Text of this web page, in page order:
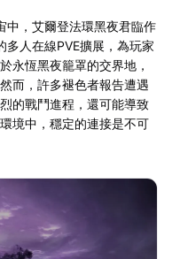
，艾爾登法環黑夜君臨作
人在線PVE擴展，為玩家
永恆黑夜籠罩的交界地，
而，許多褪色者報告遭遇
的戰鬥進程，還可能導致
境中，穩定的連接是不可